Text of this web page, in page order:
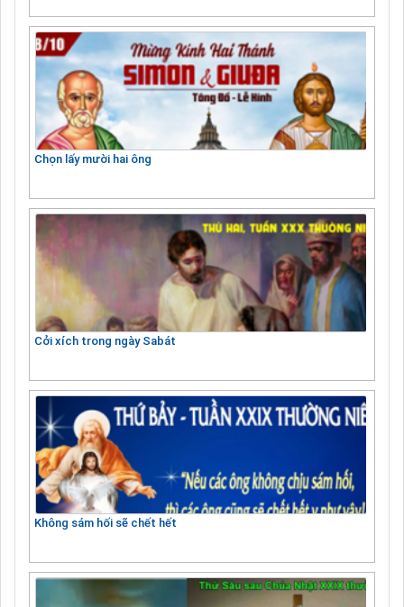
Chọn lấy mười hai ông
Cởi xích trong ngày Sabát
Không sám hối sẽ chết hết